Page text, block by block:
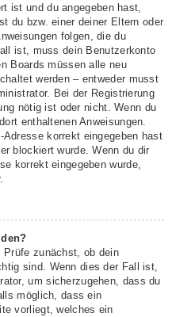
ist und du angegeben hast,
du bzw. einer deiner Eltern oder
folgen, die du
ist, muss dein Benutzerkonto
Boards müssen alle neu
werden – entweder musst
Bei der Registrierung
nötig ist oder nicht. Wenn du
enthaltenen Anweisungen.
korrekt eingegeben hast
blockiert wurde. Wenn du dir
korrekt eingegeben wurde,
Prüfe zunächst, ob dein
sind. Wenn dies der Fall ist,
um sicherzugehen, dass du
möglich, dass ein
vorliegt, welches ein